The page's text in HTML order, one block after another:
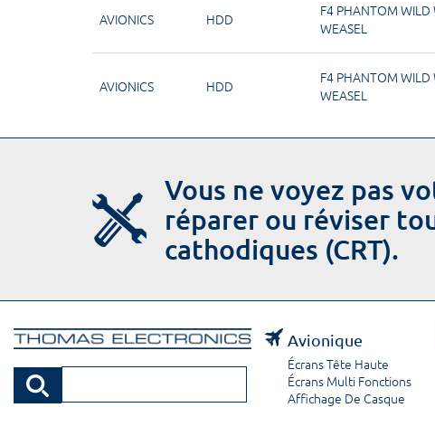
AVIONICS HDD F4 PHANTOM WILD
WEASEL
AVIONICS HDD F4 PHANTOM WILD
WEASEL
Vous ne voyez pas
réparer ou réviser
cathodiques (CRT).
Avionique
Écrans Tête Haute
Écrans Multi Fonctions
Affichage De Casque